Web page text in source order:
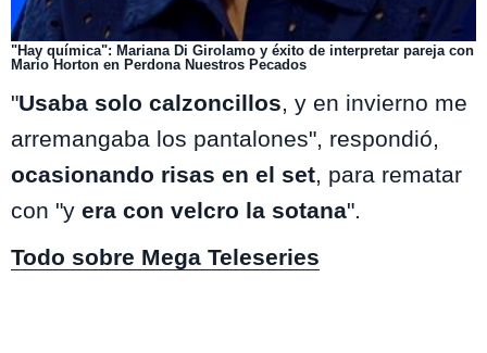
"Hay química": Mariana Di Girolamo y éxito de interpretar pareja con
Mario Horton en Perdona Nuestros Pecados
"Usaba solo calzoncillos , y en invierno me
arremangaba los pantalones", respondió,
ocasionando risas en el set , para rematar
con "y era con velcro la sotana".
Todo sobre Mega Teleseries